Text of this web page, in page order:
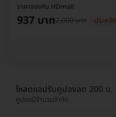
ราคาจองกับ HDmall
937 บาท2,000 บาท ประหยั
โหลดแอปรับคูปองลด 200 บ.
คูปองมีจำนวนจำกัด